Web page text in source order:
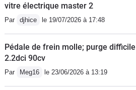
vitre électrique master 2
Par djhice le 19/07/2026 à 17:48
Pédale de frein molle; purge
2.2dci 90cv
Par Meg16 le 23/06/2026 à 13:19